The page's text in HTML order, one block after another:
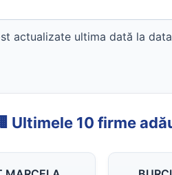
actualizate ultima dată la
Ultimele 10 firme